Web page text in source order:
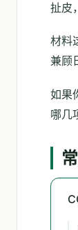
扯皮
材料
兼顾
如果
哪几